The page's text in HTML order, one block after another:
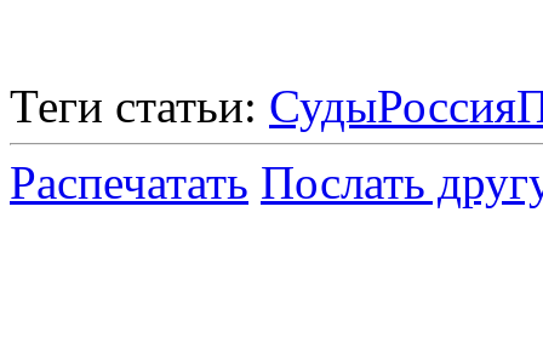
Теги статьи: СудыРоссия
Распечатать Послать